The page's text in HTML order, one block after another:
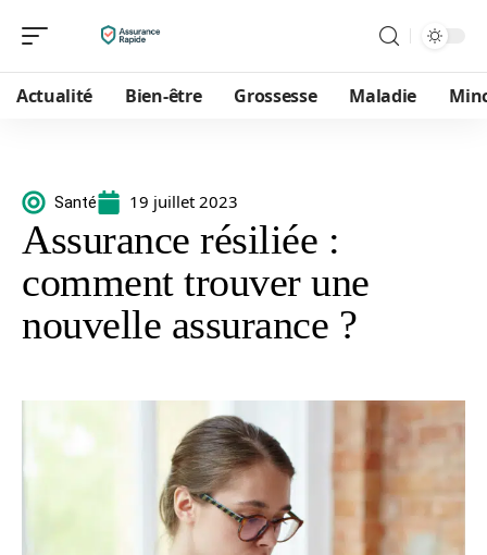
Actualité Bien-être Grossesse Maladie
Santé 19 juillet 2023
Assurance résiliée :
comment trouver une
nouvelle assurance ?